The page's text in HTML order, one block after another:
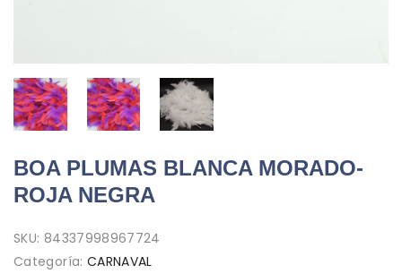
BOA PLUMAS BLANCA MORADO-
ROJA NEGRA
SKU: 84337998967724
Categoría: CARNAVAL